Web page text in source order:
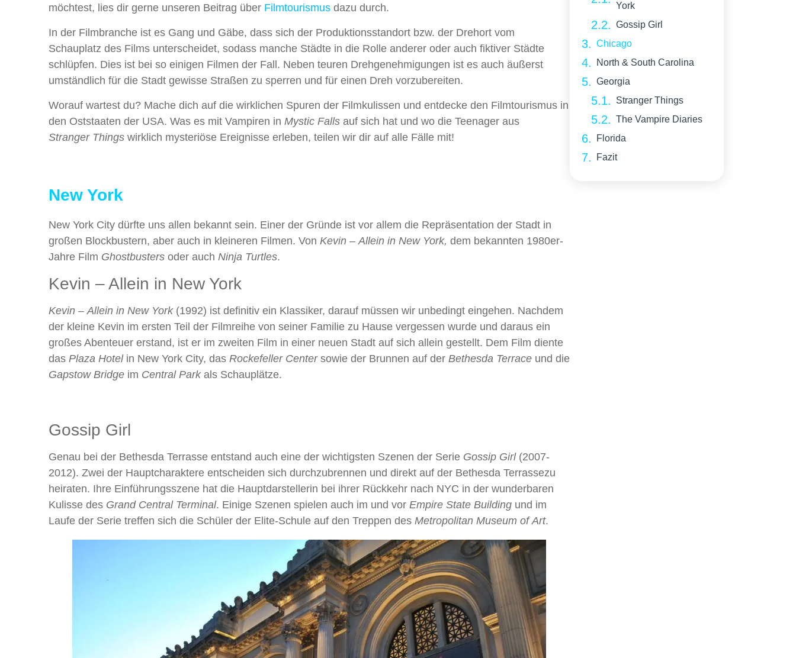
möchtest, lies dir gerne unseren Beitrag über Filmtourismus dazu durch.
In der Filmbranche ist es Gang und Gäbe, dass sich der Produktionsstandort bzw. der Drehort vom
Schauplatz des Films unterscheidet, sodass manche Städte in die Rolle anderer oder auch fiktiver Städte
schlüpfen. Dies ist bei so einigen Filmen der Fall. Neben teuren Drehgenehmigungen ist es auch äußerst
umständlich für die Stadt gewisse Straßen zu sperren und für einen Dreh vorzubereiten.
Worauf wartest du? Mache dich auf die wirklichen Spuren der Filmkulissen und entdecke den Filmtourismus in
den Oststaaten der USA. Was es mit Vampiren in Mystic Falls auf sich hat und wo die Teenager aus
Stranger Things wirklich mysteriöse Ereignisse erleben, teilen wir dir auf alle Fälle mit!
New York
New York City dürfte uns allen bekannt sein. Einer der Gründe ist vor allem die Repräsentation der Stadt in
großen Blockbustern, aber auch in kleineren Filmen. Von Kevin – Allein in New York, dem bekannten 1980er-
Jahre Film Ghostbusters oder auch Ninja Turtles.
Kevin – Allein in New York
Kevin – Allein in New York(1992) ist definitiv ein Klassiker, darauf müssen wir unbedingt eingehen. Nachdem
der kleine Kevin im ersten Teil der Filmreihe von seiner Familie zu Hause vergessen wurde und daraus ein
großes Abenteuer erstand, ist er im zweiten Film in einer neuen Stadt auf sich allein gestellt. Dem Film diente
das Plaza Hotelin New York City, das Rockefeller Centersowie der Brunnen auf der Bethesda Terrace und die
Gapstow Bridge im Central Parkals Schauplätze.
Gossip Girl
Genau bei der Bethesda Terrasse entstand auch eine der wichtigsten Szenen der Serie Gossip Girl(2007-
2012). Zwei der Hauptcharaktere entscheiden sich durchzubrennen und direkt auf der Bethesda Terrassezu
heiraten. Ihre Einführungsszene hat die Hauptdarstellerin bei ihrer Rückkehr nach NYC in der wunderbaren
Kulisse des Grand Central Terminal. Einige Szenen spielen auch im und vor Empire State Building und im
Laufe der Serie treffen sich die Schüler der Elite-Schule auf den Treppen des Metropolitan Museum of Art.
York
Gossip Girl
Chicago
North & South Carolina
Georgia
Stranger Things
The Vampire Diaries
Florida
Fazit